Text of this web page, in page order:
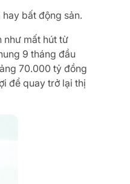
bất động sản.
như mất hút từ
9 tháng đầu
70.000 tỷ đồng
để quay trở lại thị